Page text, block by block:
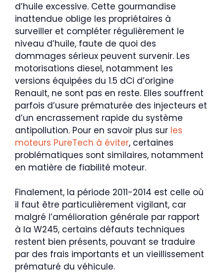
d’huile excessive. Cette gourmandise
inattendue oblige les propriétaires à
surveiller et compléter régulièrement le
niveau d’huile, faute de quoi des
dommages sérieux peuvent survenir. Les
motorisations diesel, notamment les
versions équipées du 1.5 dCi d’origine
Renault, ne sont pas en reste. Elles souffrent
parfois d’usure prématurée des injecteurs et
d’un encrassement rapide du système
antipollution. Pour en savoir plus sur les
moteurs PureTech à éviter, certaines
problématiques sont similaires, notamment
en matière de fiabilité moteur.
Finalement, la période 2011-2014 est celle où
il faut être particulièrement vigilant, car
malgré l’amélioration générale par rapport
à la W245, certains défauts techniques
restent bien présents, pouvant se traduire
par des frais importants et un vieillissement
prématuré du véhicule.